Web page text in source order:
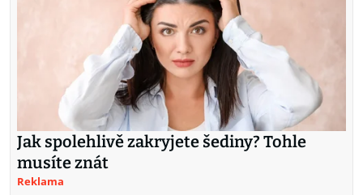
Jak spolehlivě zakryjete šediny? Tohle
musíte znát
Reklama